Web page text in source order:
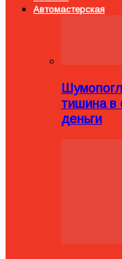
Автомастерская
тишина в
деньги